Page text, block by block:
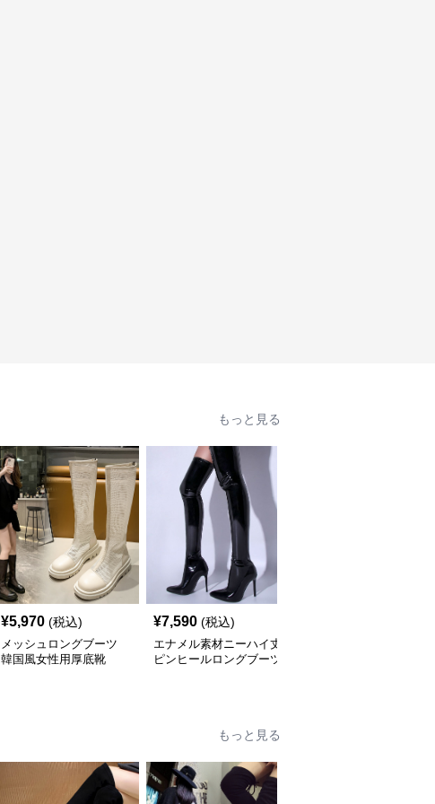
もっと見る
¥5,970 (税込)
メッシュロングブーツ
韓国風女性用厚底靴
¥7,590 (税込)
エナメル素材ニーハイ丈
ピンヒールロングブーツ
もっと見る